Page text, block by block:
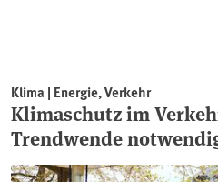
Klima | Energie, Verkehr
Klimaschutz im
Trendwende